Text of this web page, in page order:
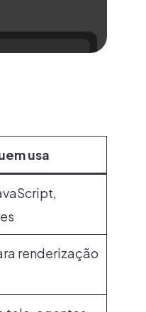
usa
renderização